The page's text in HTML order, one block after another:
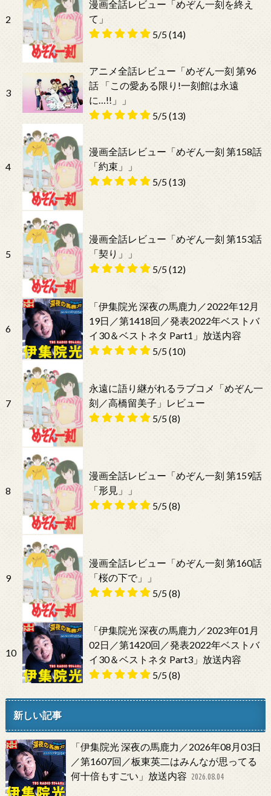
2
漫画全話レビュー「めぞん一刻を終え
て」
5/5(14)
3
アニメ全話レビュー「めぞん一刻 第96
話 「この愛ある限り!一刻館は永遠
に…!!」」
5/5(13)
4
漫画全話レビュー「めぞん一刻 第158話
「約束」」
5/5(13)
5
漫画全話レビュー「めぞん一刻 第153話
「契り」」
5/5(12)
6
「伊集院光 深夜の馬鹿力／2022年12月
19日／第1418回／発表2022年ベストバ
イ30＆ベストネタ Part1」放送内容
5/5(10)
7
永遠に語り継がれるラブコメ「めぞん一
刻／高橋留美子」レビュー
5/5(8)
8
漫画全話レビュー「めぞん一刻 第159話
「形見」」
5/5(8)
9
漫画全話レビュー「めぞん一刻 第160話
「桜の下で」」
5/5(8)
10
「伊集院光 深夜の馬鹿力／2023年01月
02日／第1420回／発表2022年ベストバ
イ30＆ベストネタ Part3」放送内容
5/5(8)
新しい記事
「伊集院光 深夜の馬鹿力／2026年08月03日
／第1607回／板東英二はみんなが思ってる
何十倍もすごい」放送内容 2026.08.04